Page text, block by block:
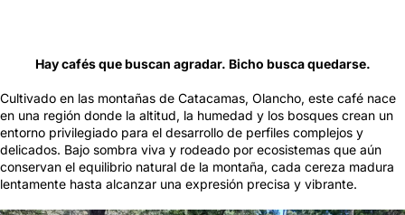
Hay cafés que buscan agradar. Bicho busca quedarse.
Cultivado en las montañas de Catacamas, Olancho, este café nace
en una región donde la altitud, la humedad y los bosques crean un
entorno privilegiado para el desarrollo de perfiles complejos y
delicados. Bajo sombra viva y rodeado por ecosistemas que aún
conservan el equilibrio natural de la montaña, cada cereza madura
lentamente hasta alcanzar una expresión precisa y vibrante.